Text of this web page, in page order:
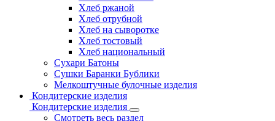
Хлеб ржаной
Хлеб отрубной
Хлеб на сыворотке
Хлеб тостовый
Хлеб национальный
Сухари Батоны
Сушки Баранки Бублики
Мелкоштучные булочные изделия
Кондитерские изделия
Кондитерские изделия
Смотреть весь раздел